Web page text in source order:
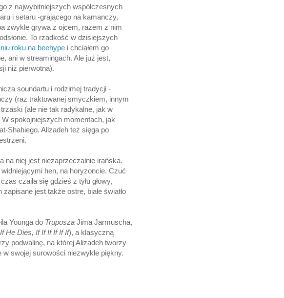
z najwybitniejszych współczesnych
i setaru -grającego na kamanczy,
zwykle grywa z ojcem, razem z nim
To rzadkość w dzisiejszych
roku na beehype i chciałem go
ani w streamingach. Ale już jest,
niż pierwotna).
soundartu i rodzimej tradycji -
(raz traktowanej smyczkiem, innym
(ale nie tak radykalne, jak w
spokojniejszych momentach, jak
Shahiego. Alizadeh też sięga po
na niej jest niezaprzeczalnie irańska.
hen, na horyzoncie. Czuć
czaiła się gdzieś z tyłu głowy,
jest także ostre, białe światło
Younga do Truposza Jima Jarmuscha,
If He Dies, If If If If If If), a klasyczną
podwalinę, na której Alizadeh tworzy
swojej surowości niezwykle piękny.